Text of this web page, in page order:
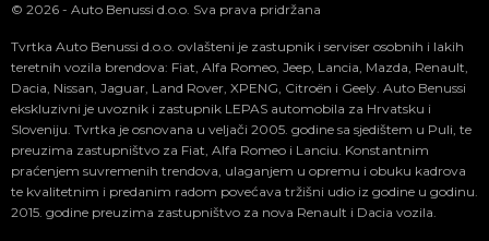
© 2026 - Auto Benussi d.o.o. Sva prava pridržana
Tvrtka Auto Benussi d.o.o. ovlašteni je zastupnik i serviser osobnih i lakih
teretnih vozila brendova: Fiat, Alfa Romeo, Jeep, Lancia, Mazda, Renault,
Dacia, Nissan, Jaguar, Land Rover, XPENG, Citroën i Geely. Auto Benussi
ekskluzivni je uvoznik i zastupnik LEPAS automobila za Hrvatsku i
Sloveniju. Tvrtka je osnovana u veljači 2005. godine sa sjedištem u Puli, te
preuzima zastupništvo za Fiat, Alfa Romeo i Lanciu. Konstantnim
praćenjem suvremenih trendova, ulaganjem u opremu i obuku kadrova
te kvalitetnim i predanim radom povećava tržišni udio iz godine u godinu.
2015. godine preuzima zastupništvo za nova Renault i Dacia vozila.